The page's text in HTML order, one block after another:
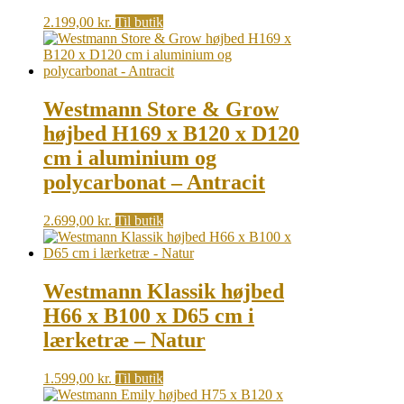
2.199,00 kr. Til butik
Westmann Store & Grow
højbed H169 x B120 x D120
cm i aluminium og
polycarbonat – Antracit
2.699,00 kr. Til butik
Westmann Klassik højbed
H66 x B100 x D65 cm i
lærketræ – Natur
1.599,00 kr. Til butik